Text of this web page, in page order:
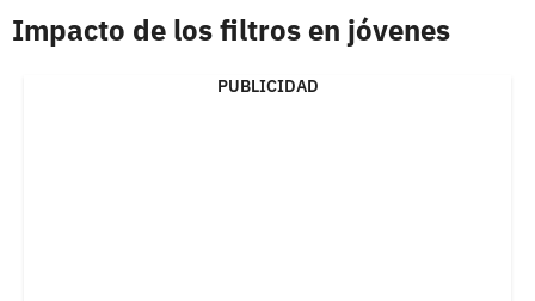
Impacto de los filtros en jóvenes
PUBLICIDAD